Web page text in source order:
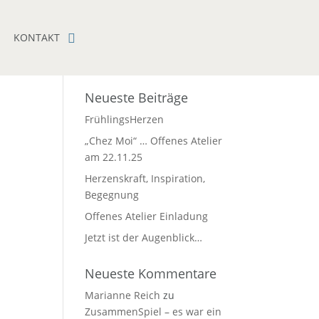
KONTAKT
Neueste Beiträge
FrühlingsHerzen
„Chez Moi“ … Offenes Atelier
am 22.11.25
Herzenskraft, Inspiration,
Begegnung
Offenes Atelier Einladung
Jetzt ist der Augenblick…
Neueste Kommentare
Marianne Reich zu
ZusammenSpiel – es war ein